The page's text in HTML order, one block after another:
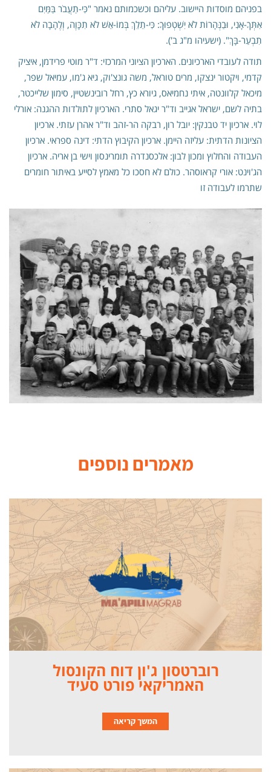
בפניהם מוסדות היישוב. עליהם וכשכמותם נאמר "כִּי-תַעֲבֹר בַּמַּיִם
אִתְּךָ-אָנִי, וּבַנְּהָרוֹת לֹא יִשְׁטְפוּךָ: כִּי-תֵלֵךְ בְּמוֹ-אֵשׁ לֹא תִכָּוֶה, וְלֶהָבָה לֹא
תִבְעַר-בָּךְ". (ישעיהו מ"ג ב').
תודה לעובדי הארכיונים. הארכיון הציוני המרכזי: ד"ר מוטי פרידמן, איציק
קדמי, ויקטור ינצקו, מרים טוראל, משה גונצ'וק, גיא ג'מו, עמיאל שפר,
מיכאל קלוונטה, איתי נחמיאס, גיורא כץ, רחל רובינשטיין, סימון שלייכטר,
בתיה לשם, ישראל אגייב וד"ר יגאל סתרי. הארכיון לתולדות ההגנה: אורלי
לוי. ארכיון יד טבנקין: יובל רון, רבקה הר-זהב וד"ר אהרן עזתי. ארכיון
הציונות הדתית: עליזה היימן. ארכיון הקיבוץ הדתי: דינה ספראי. ארכיון
העבודה והחלוץ ומכון לבון: אלכסנדרה תומרינסון וישי בן אריה. ארכיון
הג'וינט: אורי קראוסהר. כולם לא חסכו כל מאמץ לסייע באיתור חומרים
שתרמו לעבודה זו
מאמריםנוספים
רוברטסון ג'ון דוח הקונסול
האמריקאי פורט סעיד
המשך קריאה